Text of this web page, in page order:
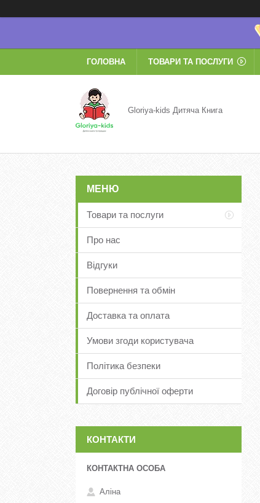
ГОЛОВНА ТОВАРИ ТА ПОСЛУГИ
Gloriya-kids Дитяча Книга
Товари та послуги
Про нас
Відгуки
Повернення та обмін
Доставка та оплата
Умови згоди користувача
Політика безпеки
Договір публічної оферти
КОНТАКТИ
Аліна